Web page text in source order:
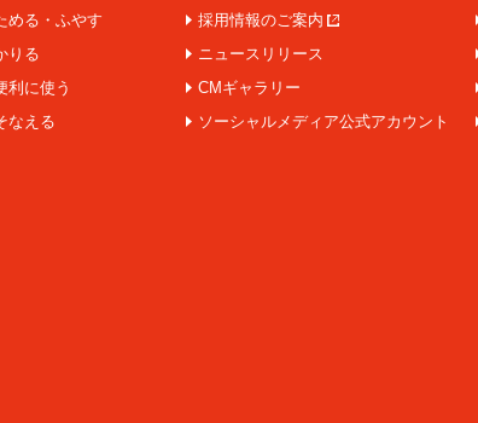
める・ふやす
りる
利に使う
なえる
採用情報のご案内
ニュースリリース
CMギャラリー
ソーシャルメディア公式アカウント